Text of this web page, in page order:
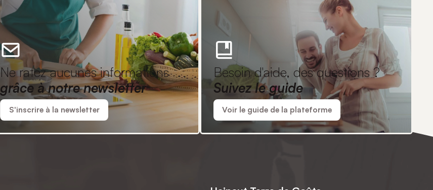
Ne ratez aucunes informations
grâce à notre newsletter
S'inscrire à la newsletter
Besoin d'aide, des questions ?
Suivez le guide
Voir le guide de la plateforme